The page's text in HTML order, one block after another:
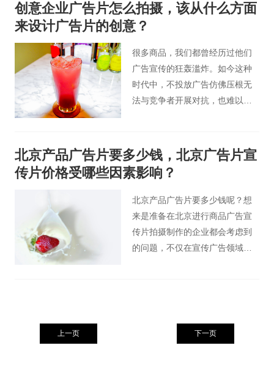
创意企业广告片怎么拍摄，该从什么方面
来设计广告片的创意？
很多商品，我们都曾经历过他们
广告宣传的狂轰滥炸。如今这种
时代中，不投放广告仿佛压根无
法与竞争者开展对抗，也难以打
要，怎样的广告宣传才可以得到
公司的青睐，广告片拍摄中公司
最注重的是啥？答案是创意。
北京产品广告片要多少钱，北京广告片宣
传片价格受哪些因素影响？
北京产品广告片要多少钱呢？想
来是准备在北京进行商品广告宣
传片拍摄制作的企业都会考虑到
的问题，不仅在宣传广告领域，
上一页 下一页